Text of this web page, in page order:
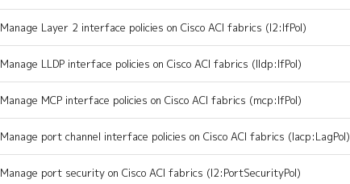
Manage Layer 2 interface policies on Cisco ACI fabrics (l2:IfPol)
Manage LLDP interface policies on Cisco ACI fabrics (lldp:IfPol)
Manage MCP interface policies on Cisco ACI fabrics (mcp:IfPol)
Manage port channel interface policies on Cisco ACI fabrics (lacp:LagPol)
Manage port security on Cisco ACI fabrics (l2:PortSecurityPol)